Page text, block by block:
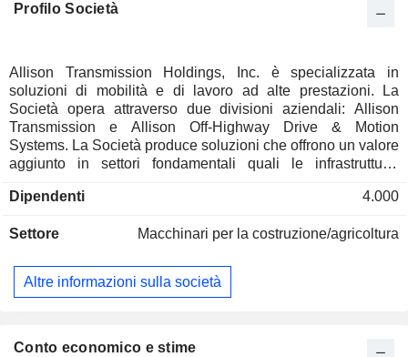
Profilo Società
Allison Transmission Holdings, Inc. è specializzata in
soluzioni di mobilità e di lavoro ad alte prestazioni. La
Società opera attraverso due divisioni aziendali: Allison
Transmission e Allison Off-Highway Drive & Motion
Systems. La Società produce soluzioni che offrono un valore
aggiunto in settori fondamentali quali le infrastrutture,
trasporti e la sicurezza nazionale. I suoi prodotti relativi ai
marce, 3000, 4000, 6000, 8000, 9000, FracTran e i modelli
eGen Flex, eGen Force ed eGen Power. Allison Off-
Highway Drive & Motion Systems è specializzata in
cinematica. È specializzata in sistemi di trasmissione ibridi
Dipendenti 4.000
Settore Macchinari per la costruzione/agricoltura
Altre informazioni sulla società
Conto economico e stime